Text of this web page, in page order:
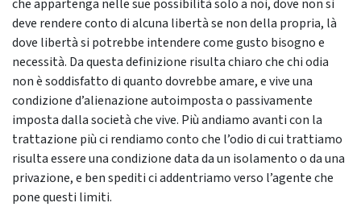
che appartenga nelle sue possibilità solo a noi, dove non si
deve rendere conto di alcuna libertà se non della propria, là
dove libertà si potrebbe intendere come gusto bisogno e
necessità. Da questa definizione risulta chiaro che chi odia
non è soddisfatto di quanto dovrebbe amare, e vive una
condizione d’alienazione autoimposta o passivamente
imposta dalla società che vive. Più andiamo avanti con la
trattazione più ci rendiamo conto che l’odio di cui trattiamo
risulta essere una condizione data da un isolamento o da una
privazione, e ben spediti ci addentriamo verso l’agente che
pone questi limiti.